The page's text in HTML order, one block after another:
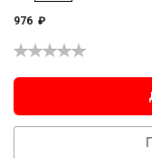
976 ₽